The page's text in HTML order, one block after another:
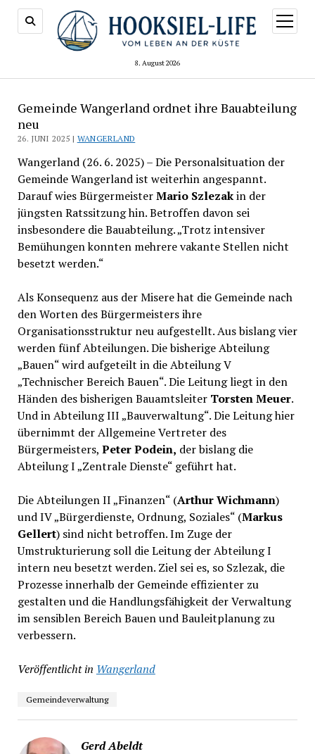
8. August 2026
Menü
öffnen
Gemeinde Wangerland ordnet ihre Bauabteilung
neu
26. JUNI 2025 | WANGERLAND
Wangerland (26. 6. 2025) – Die Personalsituation der
Gemeinde Wangerland ist weiterhin angespannt.
Darauf wies BürgermeisterMario Szlezakin der
jüngsten Ratssitzung hin. Betroffen davon sei
insbesondere die Bauabteilung. „Trotz intensiver
Bemühungen konnten mehrere vakante Stellen nicht
besetzt werden.“
Als Konsequenz aus der Misere hat die Gemeinde nach
den Worten des Bürgermeisters ihre
Organisationsstruktur neu aufgestellt. Aus bislang vier
werden fünf Abteilungen. Die bisherige Abteilung
„Bauen“ wird aufgeteilt in die Abteilung V
„Technischer Bereich Bauen“. Die Leitung liegt in den
Händen des bisherigen Bauamtsleiter Torsten Meuer.
Und in Abteilung III „Bauverwaltung“. Die Leitung hier
übernimmt der Allgemeine Vertreter des
Bürgermeisters, Peter Podein, der bislang die
Abteilung I „Zentrale Dienste“ geführt hat.
Die Abteilungen II „Finanzen“ (Arthur Wichmann)
und IV „Bürgerdienste, Ordnung, Soziales“ (Markus
Gellert) sind nicht betroffen. Im Zuge der
Umstrukturierung soll die Leitung der Abteilung I
intern neu besetzt werden. Ziel sei es, so Szlezak, die
Prozesse innerhalb der Gemeinde effizienter zu
gestalten und die Handlungsfähigkeit der Verwaltung
im sensiblen Bereich Bauen und Bauleitplanung zu
verbessern.
Veröffentlicht in Wangerland
Gemeindeverwaltung
Gerd Abeldt